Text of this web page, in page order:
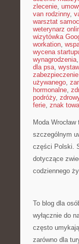
zlecenie,
van rodzinny,
warsztat
weterynarz
wizytówka
workation,
wycena
wynagrodzenia,
dla psa,
używanego,
hormonalne,
podróży,
ferie, znak
Moda
szczególnym
części Polski.
dotyczące
codziennego
To blog dla
wyłącznie do
często
zarówno dla